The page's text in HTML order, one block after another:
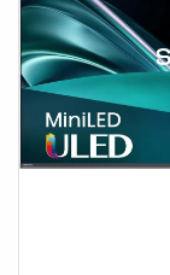
</
optimale</
distingue par
ports HDMI
vidéo,
Atmos
transformant
Sa